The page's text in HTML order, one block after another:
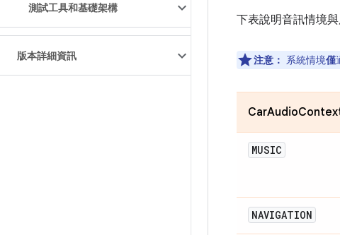
測試工具和基礎架構
版本詳細資訊
下表說明音訊情境
注意： 系統情境僅
MUSIC
NAVIGATION